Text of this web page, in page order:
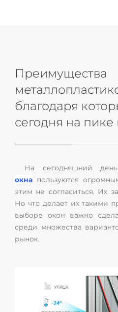
Преимущества
благодаря
сегодня на
На сегодняшний
окна пользуются
этим не согласиться. Их
Но что делает их такими
выборе окон важно
среди множества
рынок.